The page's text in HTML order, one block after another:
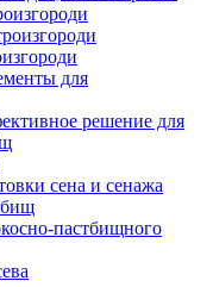
для
решение для
сена и сенажа
пастбищного